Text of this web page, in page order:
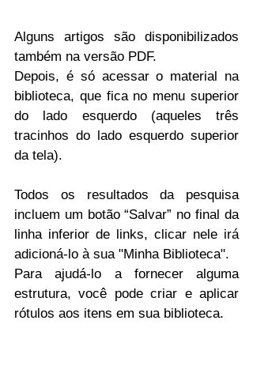
Alguns artigos são disponibilizados
também na versão PDF.
Depois, é só acessar o material na
biblioteca, que fica no menu superior
do lado esquerdo (aqueles três
tracinhos do lado esquerdo superior
da tela).
Todos os resultados da pesquisa
incluem um botão “Salvar” no final da
linha inferior de links, clicar nele irá
adicioná-lo à sua "Minha Biblioteca".
Para ajudá-lo a fornecer alguma
estrutura, você pode criar e aplicar
rótulos aos itens em sua biblioteca.